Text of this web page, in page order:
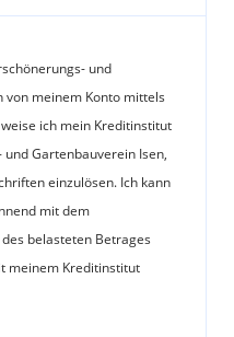
und
von meinem Konto mittels
ich mein Kreditinstitut
Gartenbauverein Isen,
einzulösen. Ich kann
mit dem
belasteten Betrages
meinem Kreditinstitut